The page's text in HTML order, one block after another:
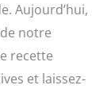
Aujourd’hui,
notre
recette
et laissez-